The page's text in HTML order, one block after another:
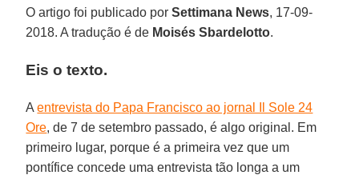
O artigo foi publicado porSettimana News, 17-09-
2018. A tradução é de Moisés Sbardelotto.
Eis o texto.
Aentrevista do Papa Francisco ao jornal Il Sole 24
Ore, de 7 de setembro passado, é algo original. Em
primeiro lugar, porque é a primeira vez que um
pontífice concede uma entrevista tão longa a um